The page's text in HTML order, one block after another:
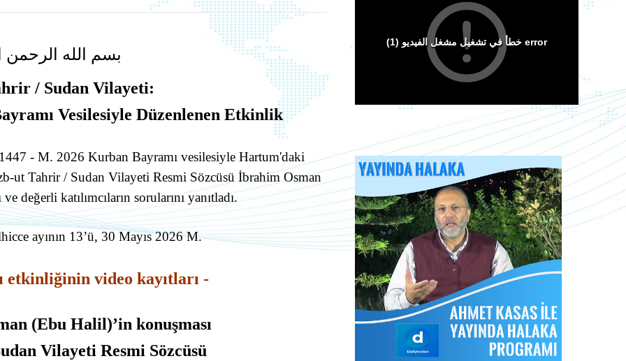
بسم الله الرحمن
/ Sudan Vilayeti:
Vesilesiyle Düzenlenen Etkinlik
- M. 2026 Kurban Bayramı vesilesiyle Hartum'daki
Tahrir / Sudan Vilayeti Resmi Sözcüsü İbrahim Osman
değerli katılımcıların sorularını yanıtladı.
ayının 13’ü, 30 Mayıs 2026 M.
etkinliğinin video kayıtları -
(Ebu Halil)’in konuşması
Vilayeti Resmi Sözcüsü
Kitaplar
Sorular ve Cevaplar
Arakan Müslümanları İslam Ümmetinden ve
Ordularından Destek İstiyor
Hizb-ut Tahrir Emirine Sorulanlar